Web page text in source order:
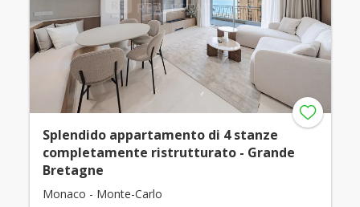
Splendido appartamento di 4 stanze
completamente ristrutturato - Grande
Bretagne
Monaco - Monte-Carlo